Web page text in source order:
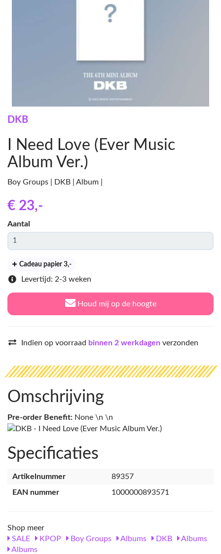
DKB
I Need Love (Ever Music
Album Ver.)
Boy Groups | DKB | Album |
€ 23,-
Aantal
Cadeau papier 3,-
Levertijd: 2-3 weken
Houd mij op de hoogte
Indien op voorraad binnen 2 werkdagen verzonden
Omschrijving
Pre-order Benefit: None \n \n
Specificaties
Artikelnummer
89357
EAN nummer
1000000893571
Shop meer
SALE
KPOP Boy Groups Albums DKB
Albums
Albums